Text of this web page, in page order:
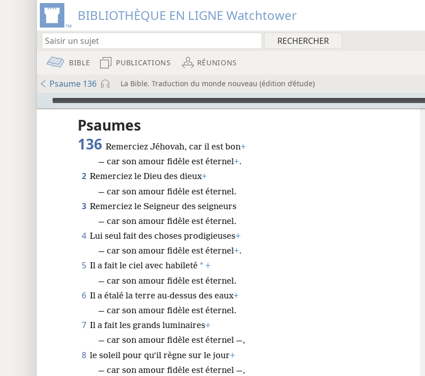
BIBLIOTHÈQUE EN LIGNE Watchtower
BIBLE PUBLICATIONS RÉUNIONS
Psaume 136 La Bible. Traduction du monde nouveau (édition d’étude)
Audio Player
Psaumes
136 Remerciez Jéhovah, car il est bon+
— car son amour fidèle est éternel+.
2 Remerciez le Dieu des dieux+
— car son amour fidèle est éternel.
3 Remerciez le Seigneur des seigneurs
— car son amour fidèle est éternel.
4 Lui seul fait des choses prodigieuses+
— car son amour fidèle est éternel+.
5 Il a fait le ciel avec habileté * +
— car son amour fidèle est éternel.
6 Il a étalé la terre au-dessus des eaux+
— car son amour fidèle est éternel.
7 Il a fait les grands luminaires+
— car son amour fidèle est éternel —,
8 le soleil pour qu’il règne sur le jour+
— car son amour fidèle est éternel —,